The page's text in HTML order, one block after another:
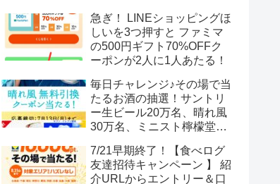
急ぎ！ LINEショッピングほ
しいを3つ押すと ファミマ
の500円ギフト70%OFFク
ーポンが2人に1人あたる！
毎日チャレンジ♪その場で当
たるお酒の抽選！サントリ
ー生ビール20万名、晴れ風
30万名、ミニスト檸檬堂2
ボール12.3万名
7/21早期終了！【食べログ
友達招待キャンペーン 】 紹
介URLからエントリー＆口